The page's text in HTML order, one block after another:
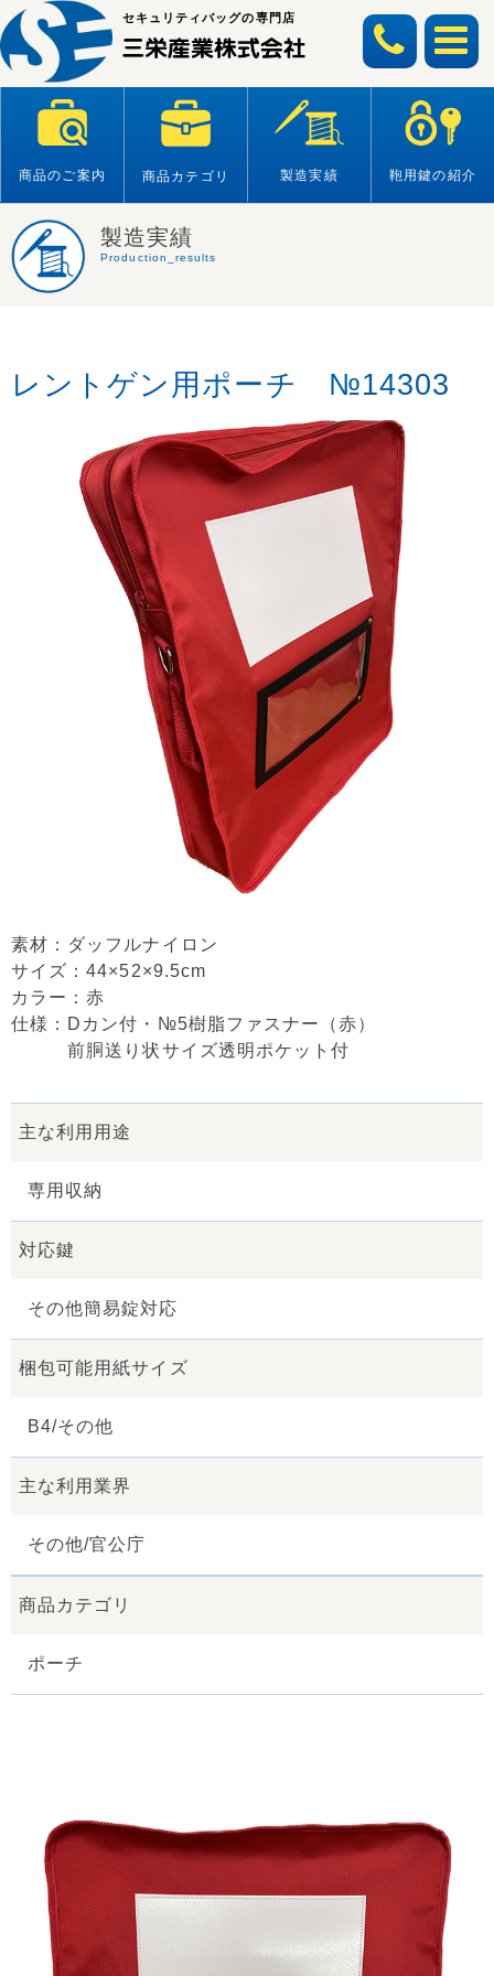
Skip
to
content
セキュリティバッグの専門店
商品のご案内 商品カテゴリ 製造実績 鞄用鍵の紹介
製造実績
Production_results
レントゲン用ポーチ №14303
素材：ダッフルナイロン
サイズ：44×52×9.5cm
カラー：赤
仕様：Dカン付・№5樹脂ファスナー（赤）
前胴送り状サイズ透明ポケット付
主な利用用途
専用収納
対応鍵
その他簡易錠対応
梱包可能用紙サイズ
B4/その他
主な利用業界
その他/官公庁
商品カテゴリ
ポーチ